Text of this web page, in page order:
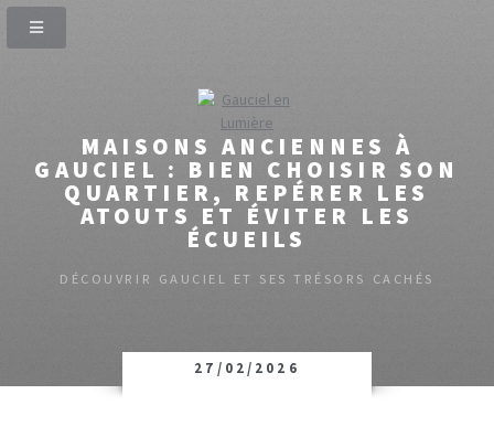
MAISONS ANCIENNES À
GAUCIEL : BIEN CHOISIR SON
QUARTIER, REPÉRER LES
ATOUTS ET ÉVITER LES
ÉCUEILS
DÉCOUVRIR GAUCIEL ET SES TRÉSORS CACHÉS
27/02/2026